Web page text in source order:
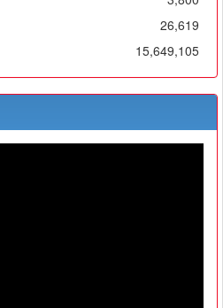
26,619
15,649,105